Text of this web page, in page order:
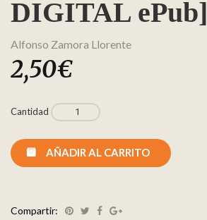
DIGITAL ePub]
Alfonso Zamora Llorente
2,50€
Cantidad
AÑADIR AL CARRITO
Compartir: